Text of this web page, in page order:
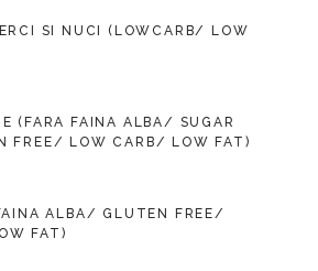
SI NUCI (LOWCARB/ LOW
(FARA FAINA ALBA/ SUGAR
FREE/ LOW CARB/ LOW FAT)
ALBA/ GLUTEN FREE/
FAT)